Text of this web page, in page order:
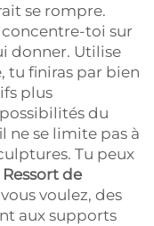
se rompre.
concentre-toi sur
donner. Utilise
tu finiras par bien
plus
du
ne se limite pas à
Tu peux
Ressort de
voulez, des
aux supports